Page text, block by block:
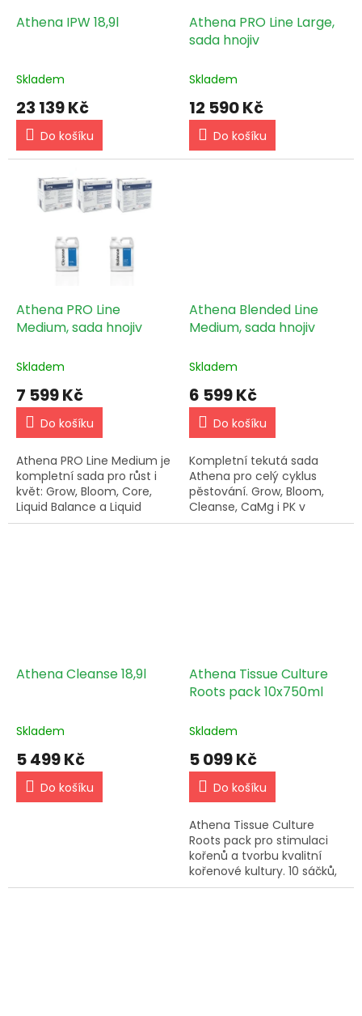
dAthena IPW 18,9l
Skladem
23 139 Kč
Do košíku
Athena PRO Line Large,
sada hnojiv
Skladem
12 590 Kč
Do košíku
Athena PRO Line
Medium, sada hnojiv
Skladem
7 599 Kč
Do košíku
Athena PRO Line Medium je
kompletní sada pro růst i
květ: Grow, Bloom, Core,
Liquid Balance a Liquid
Cleanse. Přehledná výživa
Athena Blended Line
Medium, sada hnojiv
Skladem
6 599 Kč
Do košíku
Kompletní tekutá sada
Athena pro celý cyklus
pěstování. Grow, Bloom,
Cleanse, CaMg i PK v
jednom balení pro
Athena Cleanse 18,9l
Skladem
5 499 Kč
Do košíku
Athena Tissue Culture
Roots pack 10x750ml
Skladem
5 099 Kč
Do košíku
Athena Tissue Culture
Roots pack pro stimulaci
kořenů a tvorbu kvalitní
kořenové kultury. 10 sáčků,
jednoduché použití, čistý